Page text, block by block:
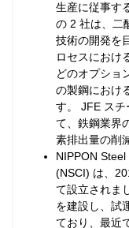
生産に従事す
の 2 社は、二
技術の開発を
ロセスにおけ
どのオプショ
の製鋼におけ
す。 JFE スチ
て、鉄鋼業界
素排出量の削
NIPPON
(NSCI) は、
て設立されま
を建設し、試
ており、最近